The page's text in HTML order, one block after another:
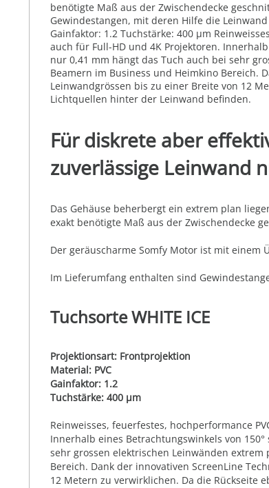
benötigte Maß aus der Zwischendecke
Gewindestangen, mit deren Hilfe die
Gainfaktor: 1.2 Tuchstärke: 400 µm
auch für Full-HD und 4K Projektoren.
nur 0,41 mm hängt das Tuch auch bei sehr
Beamern im Business und Heimkino Bereich.
Leinwandgrössen bis zu einer Breite von 12
Lichtquellen hinter der Leinwand befinden.
Für diskrete aber
zuverlässige Leinwand
Das Gehäuse beherbergt ein extrem plan
exakt benötigte Maß aus der Zwischendecke
Der geräuscharme Somfy Motor ist mit einem
Im Lieferumfang enthalten sind
Tuchsorte WHITE ICE
Projektionsart: Frontprojektion
Material: PVC
Gainfaktor: 1.2
Tuchstärke: 400 µm
Reinweisses, feuerfestes, hochperformance
Innerhalb eines Betrachtungswinkels von
sehr grossen elektrischen Leinwänden
Bereich. Dank der innovativen ScreenLine
12 Metern zu verwirklichen. Da die Rückseite